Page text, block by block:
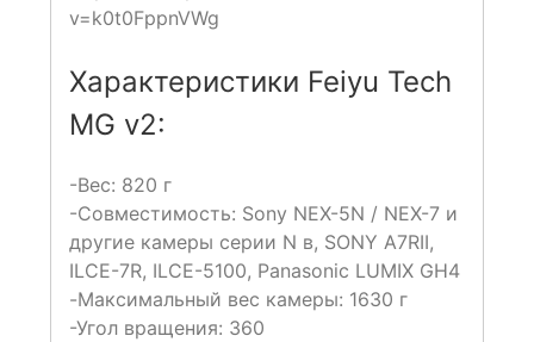
v=k0t0FppnVWg
Характеристики Feiyu Tech
MG v2:
-Вес: 820 г
-Совместимость: Sony NEX-5N / NEX-7 и
другие камеры серии N в, SONY A7RII,
ILCE-7R, ILCE-5100, Panasonic LUMIX GH4
-Максимальный вес камеры: 1630 г
-Угол вращения: 360